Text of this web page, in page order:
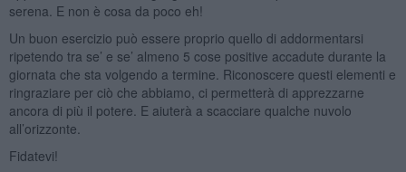
serena. E non è cosa da poco eh!
Un buon esercizio può essere proprio quello di addormentarsi
ripetendo tra se’ e se’ almeno 5 cose positive accadute durante la
giornata che sta volgendo a termine. Riconoscere questi elementi e
ringraziare per ciò che abbiamo, ci permetterà di apprezzarne
ancora di più il potere. E aiuterà a scacciare qualche nuvolo
all’orizzonte.
Fidatevi!